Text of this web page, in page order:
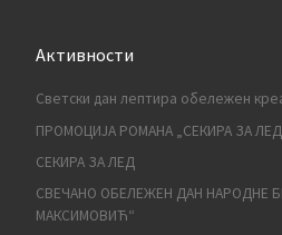
Активности
Светски дан лептира обележен
ПРОМОЦИЈА РОМАНА „СЕКИРА ЗА ЛЕД
СЕКИРА ЗА ЛЕД
СВЕЧАНО ОБЕЛЕЖЕН ДАН НАРОДНЕ
МАКСИМОВИЋ“